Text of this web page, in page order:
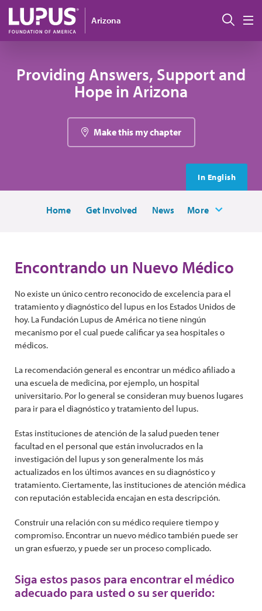
Pasar al contenido principal
Arizona
Providing Answers, Support and
Hope in Arizona
Make this my chapter
In English
Home Get Involved News More
Encontrando un Nuevo Médico
No existe un único centro reconocido de excelencia para el
tratamiento y diagnóstico del lupus en los Estados Unidos de
hoy. La Fundación Lupus de América no tiene ningún
mecanismo por el cual puede calificar ya sea hospitales o
médicos.
La recomendación general es encontrar un médico afiliado a
una escuela de medicina, por ejemplo, un hospital
universitario. Por lo general se consideran muy buenos lugares
para ir para el diagnóstico y tratamiento del lupus.
Estas instituciones de atención de la salud pueden tener
facultad en el personal que están involucrados en la
investigación del lupus y son generalmente los más
actualizados en los últimos avances en su diagnóstico y
tratamiento. Ciertamente, las instituciones de atención médica
con reputación establecida encajan en esta descripción.
Construir una relación con su médico requiere tiempo y
compromiso. Encontrar un nuevo médico también puede ser
un gran esfuerzo, y puede ser un proceso complicado.
Siga estos pasos para encontrar el médico
adecuado para usted o su ser querido: